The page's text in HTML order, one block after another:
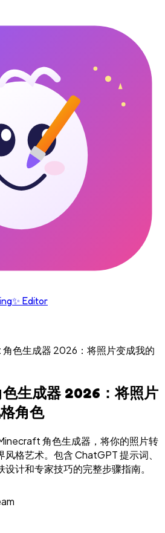
✨ Editor
色生成器 2026：将照片变成我的
生成器 2026：将照片
角色
角色生成器，将你的照片转
格艺术。包含 ChatGPT 提示词、
计和专家技巧的完整步骤指南。